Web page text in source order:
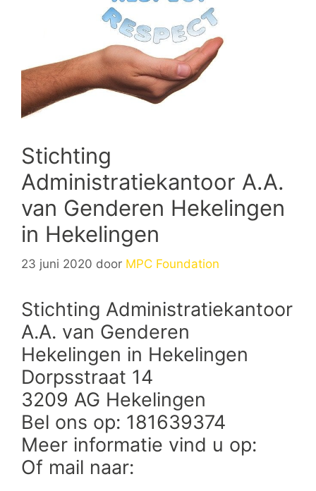
Stichting
Administratiekantoor A.A.
van Genderen Hekelingen
in Hekelingen
23 juni 2020 door MPC Foundation
Stichting Administratiekantoor
A.A. van Genderen
Hekelingen in Hekelingen
Dorpsstraat 14
3209 AG Hekelingen
Bel ons op: 181639374
Meer informatie vind u op:
Of mail naar: